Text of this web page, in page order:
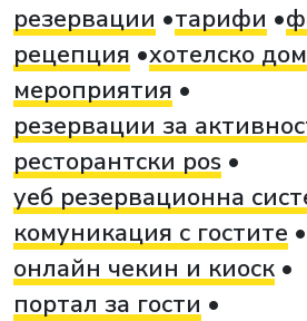
резервации
тарифи
рецепция хотелско
мероприятия
резервации за
ресторантски pos
уеб резервационна
комуникация с гостите
онлайн чекин и киоск
портал за гости